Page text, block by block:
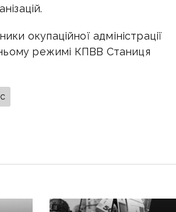
окупаційної адміністрації
режимі КПВВ Станиця